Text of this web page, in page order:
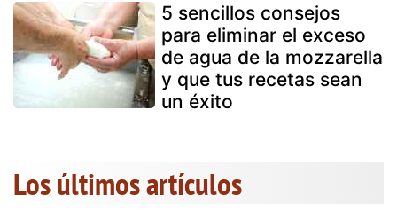
5 sencillos consejos
para eliminar el exceso
de agua de la mozzarella
y que tus recetas sean
un éxito
Los últimos artículos